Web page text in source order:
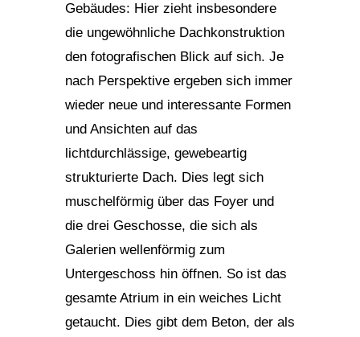
Gebäudes: Hier zieht insbesondere
die ungewöhnliche Dachkonstruktion
den fotografischen Blick auf sich. Je
nach Perspektive ergeben sich immer
wieder neue und interessante Formen
und Ansichten auf das
lichtdurchlässige, gewebeartig
strukturierte Dach. Dies legt sich
muschelförmig über das Foyer und
die drei Geschosse, die sich als
Galerien wellenförmig zum
Untergeschoss hin öffnen. So ist das
gesamte Atrium in ein weiches Licht
getaucht. Dies gibt dem Beton, der als